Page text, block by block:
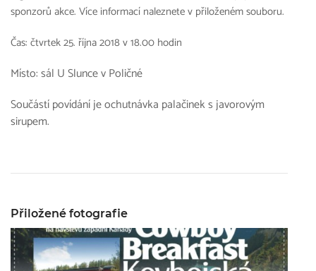
sponzorů akce. Více informací naleznete v přiloženém souboru.
Čas: čtvrtek 25. října 2018 v 18.00 hodin
Místo: sál U Slunce v Poličné
Součástí povídání je ochutnávka palačinek s javorovým
sirupem.
Přiložené fotografie